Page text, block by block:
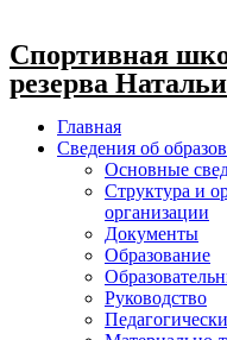
Спортивная
резерва
Главная
Сведения об
Основные
Структура и
организации
Документы
Образование
Руководство